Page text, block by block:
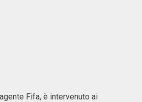
Fifa, è intervenuto ai